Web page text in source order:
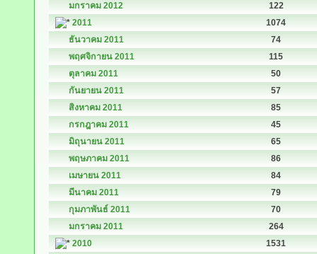
มกราคม 2012
122
2011
1074
ธันวาคม 2011
74
พฤศจิกายน 2011
115
ตุลาคม 2011
50
กันยายน 2011
57
สิงหาคม 2011
85
กรกฎาคม 2011
45
มิถุนายน 2011
65
พฤษภาคม 2011
86
เมษายน 2011
84
มีนาคม 2011
79
กุมภาพันธ์ 2011
70
มกราคม 2011
264
2010
1531